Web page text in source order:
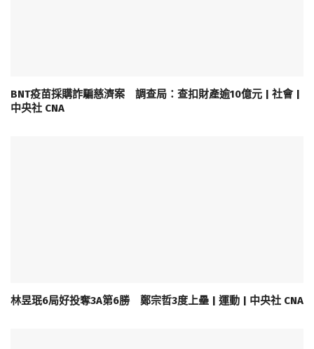
BNT疫苗採購詐騙慈濟案 調查局：查扣財產逾10億元 | 社會 |
中央社 CNA
林昱珉6局好投奪3A第6勝 鄭宗哲3度上壘 | 運動 | 中央社 CNA